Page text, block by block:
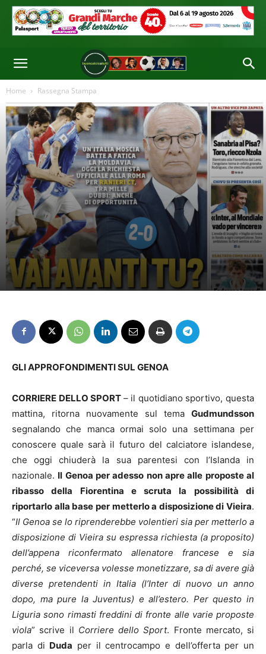
Home Rassegna Stampa
GLI APPROFONDIMENTI SUL GENOA
CORRIERE DELLO SPORT – il quotidiano sportivo, questa
mattina, ritorna nuovamente sul tema Gudmundsson
segnalando che manca ormai solo una settimana per
conoscere quale sarà il futuro del calciatore islandese,
che oggi chiuderà la sua parentesi con l’Islanda in
nazionale. Il Genoa per adesso non apre alle proposte al
ribasso della Fiorentina e scruta la possibilità di
riportarlo alla base per metterlo a disposizione di Vieira.
“Il Genoa se lo riprenderebbe volentieri sia per metterlo a
disposizione di Vieira su espressa richiesta (a proposito)
dell’appena riconfermato allenatore francese e sia
perché, se viceversa volesse monetizzare, sa di avere già
diverse pretendenti in Italia (l’Inter di nuovo un anno
dopo, ma pure la Juventus) e all’estero. Per questo in
Liguria sono rimasti freddini di fronte alle varie proposte
viola” scrive il Corriere dello Sport. Fronte mercato, si
parla di Duda per il centrocampo e dell’offerta per un